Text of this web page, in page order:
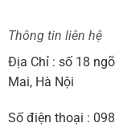
Thông tin liên hệ
Địa Chỉ : số 18
Mai, Hà Nội
Số điện thoại :